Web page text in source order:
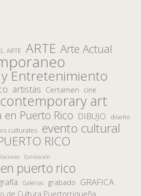
ARTE ARTE Arte Actual
Entretenimiento
artistas Certamen cine
contemporary art
en Puerto Rico DIBUJO diseño
culturales evento cultural
RICO
Exhibición
puerto rico
Galerias grabado GRAFICA
de Cultura Puertorriqueña